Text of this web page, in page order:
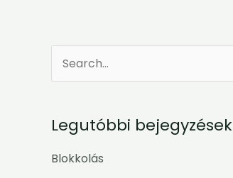
r
c
Legutóbbi bejegyzések
Blokkolás